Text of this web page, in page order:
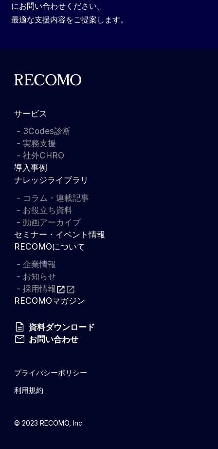
にお問い合わせください。
最適な支援内容をご提案します。
サービス
3Codes診断
実務支援
社外CHRO
導入事例
ナレッジライブラリ
コラム・連載記事
お役立ち資料
動画アーカイブ
セミナー・イベント情報
RECOMOについて
企業情報
お知らせ
採用情報
RECOMOマガジン
資料ダウンロード
お問い合わせ
プライバシーポリシー
利用規約
© 2023 RECOMO, Inc